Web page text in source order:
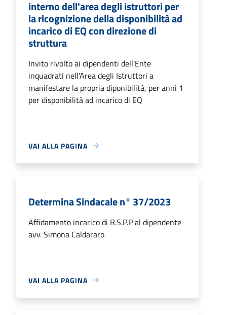
interno dell'area degli istruttori per
la ricognizione della disponibilità ad
incarico di EQ con direzione di
struttura
Invito rivolto ai dipendenti dell'Ente
inquadrati nell'Area degli Istruttori a
manifestare la propria diponibilità, per anni 1
per disponibilità ad incarico di EQ
VAI ALLA PAGINA
Determina Sindacale n° 37/2023
Affidamento incarico di R.S.P.P al dipendente
avv. Simona Caldararo
VAI ALLA PAGINA